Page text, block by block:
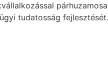
tudatosság fejlesztését.